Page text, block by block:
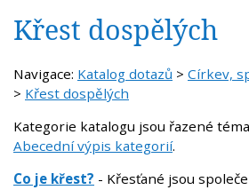
Křest dospělých
Navigace: Katalog dotazů > Církev,
> Křest dospělých
Kategorie katalogu jsou řazené
Abecední výpis kategorií.
Co je křest? - Křesťané jsou